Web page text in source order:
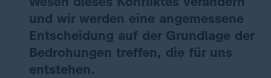
und wir werden eine angemessene
Entscheidung auf der Grundlage der
Bedrohungen treffen, die für uns
entstehen.